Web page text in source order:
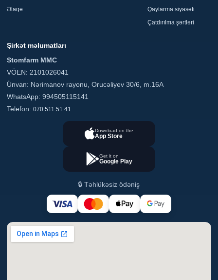
Əlaqə
Qaytarma siyasəti
Çatdırılma şərtləri
Şirkət məlumatları
Stomfarm MMC
VÖEN: 2101026041
Ünvan: Nərimanov rayonu, Orucəliyev 30/6, m.16A
WhatsApp: 994505115141
Telefon: 070 511 51 41
Download on the
App Store
Get it on
Google Play
🔒 Təhlükəsiz ödəniş